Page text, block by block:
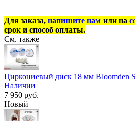
Для заказа, напишите нам или на
срок и способ оплаты.
См. также
Циркониевый диск 18 мм Bloomden
Наличии
7 950 руб.
Новый